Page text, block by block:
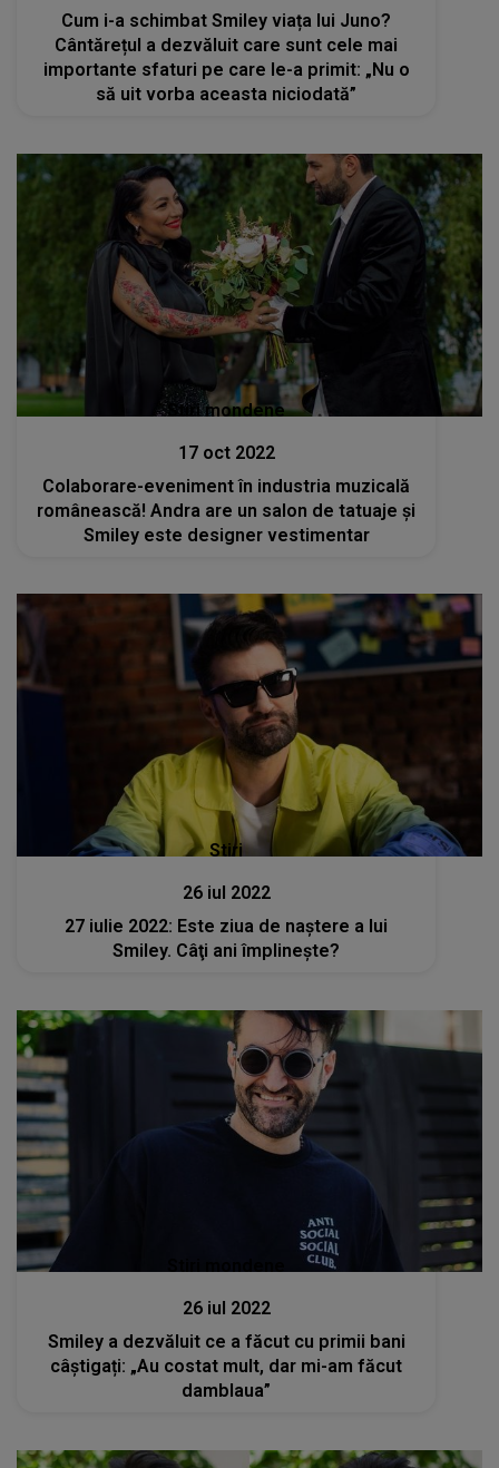
Cum i-a schimbat Smiley viața lui Juno?
Cântărețul a dezvăluit care sunt cele mai
importante sfaturi pe care le-a primit: „Nu o
să uit vorba aceasta niciodată”
Stiri mondene
17 oct 2022
Colaborare-eveniment în industria muzicală
românească! Andra are un salon de tatuaje și
Smiley este designer vestimentar
Stiri
26 iul 2022
27 iulie 2022: Este ziua de naştere a lui
Smiley. Câţi ani împlineşte?
26 iul 2022
Smiley a dezvăluit ce a făcut cu primii bani
câștigați: „Au costat mult, dar mi-am făcut
damblaua”